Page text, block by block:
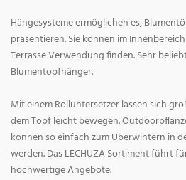
Hängesysteme ermöglichen es,
präsentieren. Sie können im
Terrasse Verwendung finden. Sehr
Blumentopfhänger.
Mit einem Rolluntersetzer lassen sich
dem Topf leicht bewegen.
können so einfach zum Überwintern in
werden. Das LECHUZA Sortiment führt
hochwertige Angebote.